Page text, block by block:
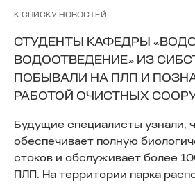
СТУДЕНТЫ КАФЕДРЫ
ВОДООТВЕДЕНИЕ» ИЗ
ПОБЫВАЛИ НА ПЛП И
РАБОТОЙ ОЧИСТНЫХ
Будущие специалисты узнали,
обеспечивает полную
стоков и обслуживает более
ПЛП. На территории парка
К СПИСКУ НОВОСТЕЙ